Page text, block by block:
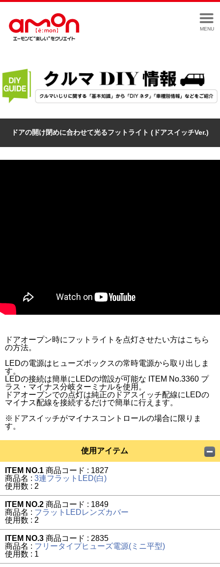
MENU
ドアの開け閉めに合わせて光るフットライト (ドアスイッチVer.)
ドアオープン時にフットライトを点灯させたい方はこちら
の方法。
LEDの電源はヒューズボックスの常時電源から取り出しま
す。
LEDの接続は簡単にLEDの増設が可能な ITEM No.3360 プ
ラス・マイナス分岐ターミナルを使用。
ドアオープンでの点灯は純正のドアスイッチ配線にLEDの
マイナス配線を接続するだけで簡単に行えます。
※ドアスイッチがマイナスコントロールの場合に限りま
す。
使用アイテム
ITEM NO.1 商品コード : 1827
商品名 : 3連フラットLED(白)
使用数 : 2
ITEM NO.2 商品コード : 1849
商品名 : フラットLEDレンズカバー
使用数 : 2
ITEM NO.3 商品コード : 2835
商品名 : フリータイプヒューズ電源(ミニ平型)
使用数 : 1